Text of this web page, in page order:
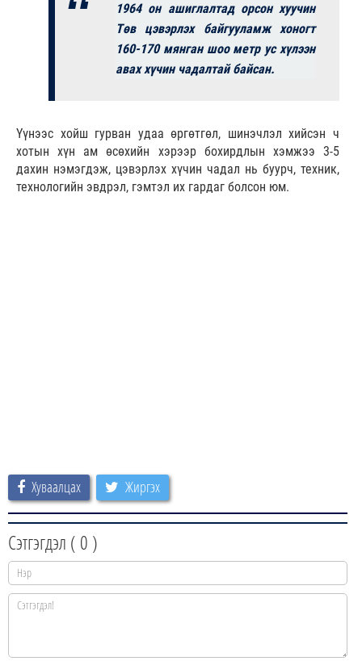
1964 он ашиглалтад орсон хуучин
Төв цэвэрлэх байгууламж хоногт
160-170 мянган шоо метр ус хүлээн
авах хүчин чадалтай байсан.
Үүнээс хойш гурван удаа өргөтгөл, шинэчлэл хийсэн ч
хотын хүн ам өсөхийн хэрээр бохирдлын хэмжээ 3-5
дахин нэмэгдэж, цэвэрлэх хүчин чадал нь буурч, техник,
технологийн эвдрэл, гэмтэл их гардаг болсон юм.
Хуваалцах Жиргэх
Сэтгэгдэл ( 0 )